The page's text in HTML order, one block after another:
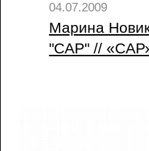
04.07.2009
Марина
"САР" //